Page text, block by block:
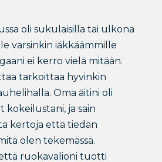
oli sukulaisilla tai ulkona
varsinkin iäkkäämmille
ei kerro vielä mitään.
tarkoittaa hyvinkin
Oma äitini oli
kokeilustani, ja sain
kertoja että tiedän
olen tekemässä.
ruokavalioni tuotti